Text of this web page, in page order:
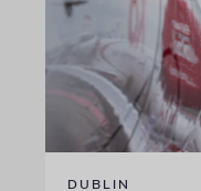
DUBLIN